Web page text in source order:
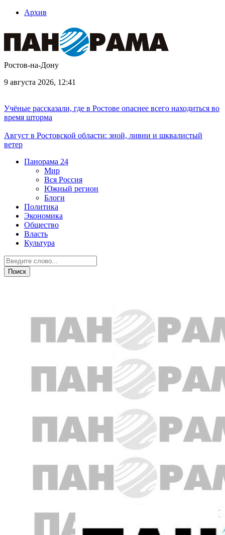
Архив
Ростов-на-Дону
9 августа 2026, 12:41
Учёные рассказали, где в Ростове опаснее всего находиться во
время шторма
Август в Ростовской области: зной, ливни и шквалистый
ветер
Панорама 24
Мир
Вся Россия
Южный регион
Блоги
Политика
Экономика
Общество
Власть
Культура